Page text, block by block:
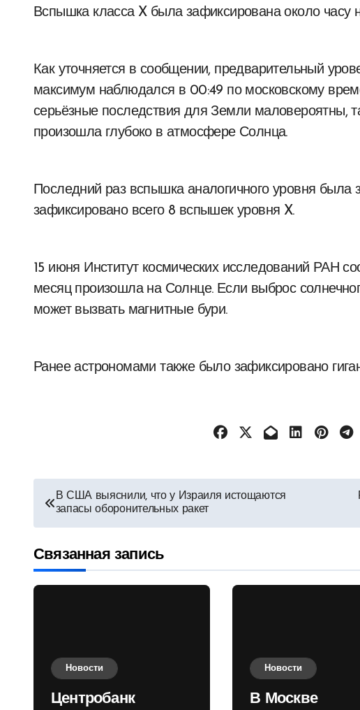
Вспышка класса X была зафиксирована около часу
Как уточняется в сообщении, предварительный
максимум наблюдался в 00:49 по московскому
серьёзные последствия для Земли маловероятны,
произошла глубоко в атмосфере Солнца.
Последний раз вспышка аналогичного уровня была
зафиксировано всего 8 вспышек уровня X.
15 июня Институт космических исследований РАН
месяц произошла на Солнце. Если выброс
может вызвать магнитные бури.
Ранее астрономами также было зафиксировано
Навигация
по
записям
В США выяснили, что у Израиля истощаются
запасы оборонительных ракет
Связанная запись
Новости
Центробанк
Новости
В Москве